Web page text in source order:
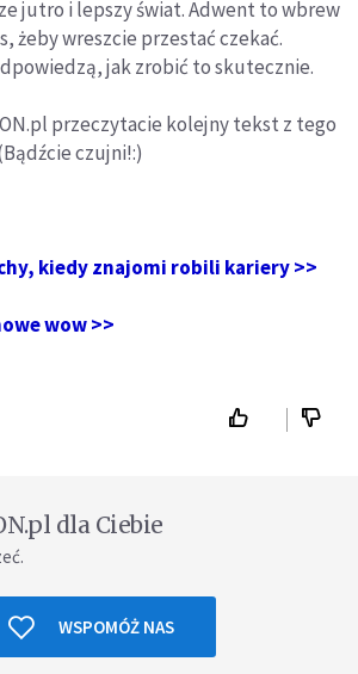
jutro i lepszy świat. Adwent to wbrew
żeby wreszcie przestać czekać.
jak ​zrobić to skutecznie.​
przeczytacie kolejny tekst z tego
czujni!:)
kiedy znajomi robili kariery >>
wow >>
dla Ciebie
WSPOMÓŻ NAS